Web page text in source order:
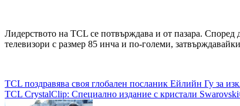
Лидерството на TCL се потвърждава и от пазара.
телевизори с размер 85 инча и по-големи,
Навигация
TCL поздравява своя глобален посланик Ейлийн Гу за
TCL CrystalClip: Специално издание с кристали